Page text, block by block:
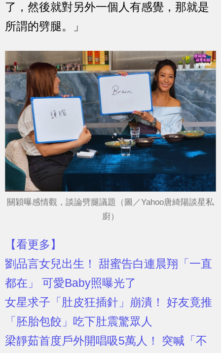
了，然後就對另外一個人有感覺，那就是
所謂的劈腿。」
關穎曝感情觀，談論劈腿議題（圖／Yahoo唐綺陽談星私
廚）
【看更多】
劉品言女兒出生！ 甜蜜告白連晨翔「一直
都在」 可愛Baby照曝光了
女星求子「肚皮狂插針」崩潰！ 好友竟推
「胚胎包餃」吃下肚震驚眾人
梁靜茹首度戶外開唱吸5萬人！ 突喊「不